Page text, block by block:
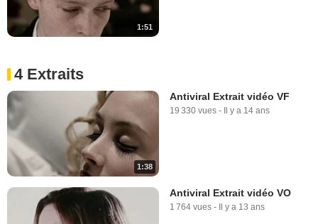
1:51
4 Extraits
1:38
Antiviral Extrait vidéo VF
19 330 vues - Il y a 14 ans
Antiviral Extrait vidéo VO
1 764 vues - Il y a 13 ans